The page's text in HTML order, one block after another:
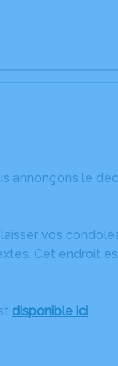
annonçons le
vos
Cet endroit
disponible ici.